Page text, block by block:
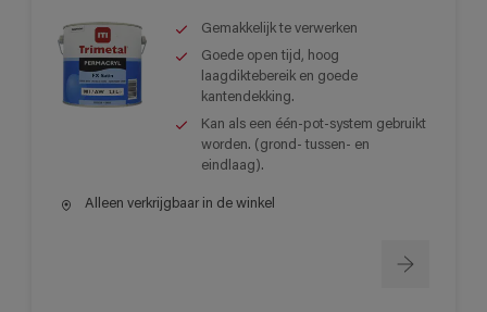
Gemakkelijk te verwerken
Goede open tijd, hoog
laagdiktebereik en goede
kantendekking.
Kan als een één-pot-system gebruikt
worden. (grond- tussen- en
eindlaag).
Alleen verkrijgbaar in de winkel